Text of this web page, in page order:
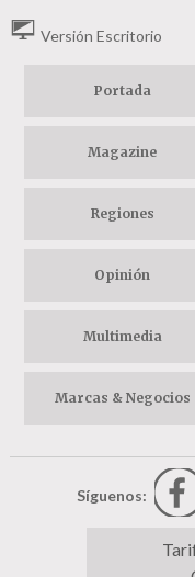
Versión Escritorio
Portada
Magazine
Regiones
Opinión
Multimedia
Marcas & Negocios
Síguenos: